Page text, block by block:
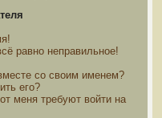
равно неправильное!
со своим именем?
его?
меня требуют войти на